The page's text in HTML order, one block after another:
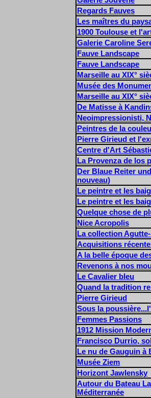
Regards Fauves
Les maîtres du
1900 Toulouse et
Galerie Caroline
Fauve Landscape
Fauve Landscape
Marseille au XIX°
Musée des
Marseille au XIX°
De Matisse à
Neoimpressionisti,
Peintres de la
Pierre Girieud et
Centre d'Art
La Provenza de los
Der Blaue Reiter
nouveau)
Le peintre et les
Le peintre et les
Quelque chose de
Nice Acropolis
La collection
Acquisitions
A la belle époque
Revenons à nos
Le Cavalier bleu
Quand la tradition
Pierre Girieud
Sous la
Femmes Passions
1912 Mission
Francisco Durrio,
Le nu de Gauguin à
Musée Ziem
Horizont Jawlensky
Autour du Bateau
Méditerranée